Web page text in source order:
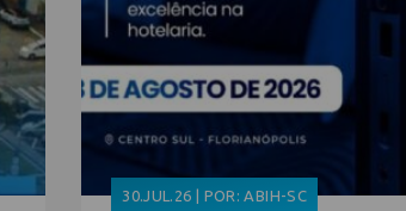
30.JUL.26 | POR: ABIH-SC